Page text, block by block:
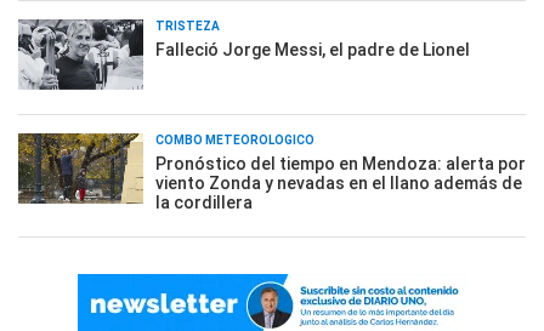
TRISTEZA
Falleció Jorge Messi, el padre de Lionel
COMBO METEOROLÓGICO
Pronóstico del tiempo en Mendoza: alerta por
viento Zonda y nevadas en el llano además de
la cordillera